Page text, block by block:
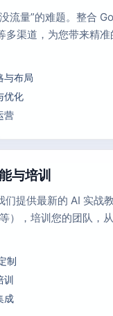
流量”的难题。整合
多渠道，为您带来精
与布局
优化
营
与培训
们提供最新的 AI 实战
），培训您的团队，
制
训
成